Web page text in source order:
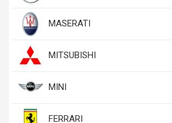
MASERATI
MITSUBISHI
MINI
FERRARI